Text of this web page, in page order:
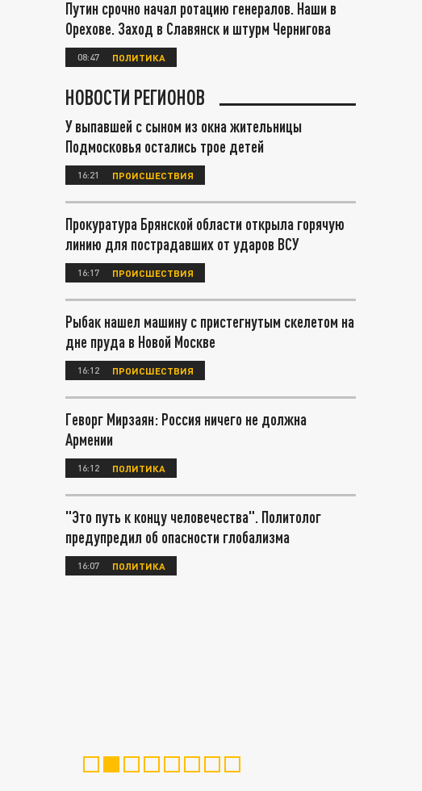
Путин срочно начал ротацию генералов. Наши в
Орехове. Заход в Славянск и штурм Чернигова
08:47 ПОЛИТИКА
НОВОСТИ РЕГИОНОВ
У выпавшей с сыном из окна жительницы
Подмосковья остались трое детей
16:21 ПРОИСШЕСТВИЯ
Прокуратура Брянской области открыла горячую
линию для пострадавших от ударов ВСУ
16:17 ПРОИСШЕСТВИЯ
Рыбак нашел машину с пристегнутым скелетом на
дне пруда в Новой Москве
16:12 ПРОИСШЕСТВИЯ
Геворг Мирзаян: Россия ничего не должна
Армении
16:12 ПОЛИТИКА
"Это путь к концу человечества". Политолог
предупредил об опасности глобализма
16:07 ПОЛИТИКА